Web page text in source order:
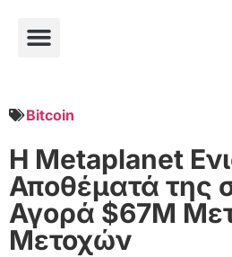
Bitcoin
Η Metaplanet
Αποθέματά της
Αγορά $67M
Μετοχών